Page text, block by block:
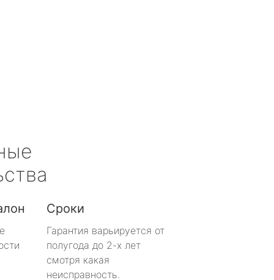
Сроки
Гарантия варьируется от
полугода до 2-х лет
смотря какая
неисправность.